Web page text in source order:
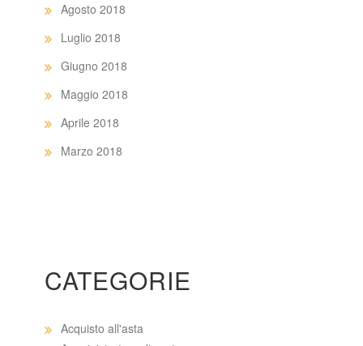
Agosto 2018
Luglio 2018
Giugno 2018
Maggio 2018
Aprile 2018
Marzo 2018
CATEGORIE
Acquisto all'asta